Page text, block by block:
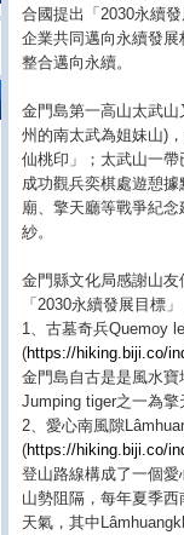
合國提出「2030永續
企業共同邁向永續發
整合邁向永續。
金門島第一高山太武
州的南太武為姐妹山)
仙桃印」；太武山一
成功觀兵奕棋處遊憩
廟、擎天廳等戰爭紀
紗。
金門縣文化局感謝山
「2030永續發展目標
1、古墓奇兵Quemoy
(https://hiking.biji.co/
金門島自古是是風水寶
Jumping tiger之一為擎
2、愛心南風隙
(https://hiking.biji.co/
登山路線構成了一個
山勢阻隔，每年夏季
天氣，其中